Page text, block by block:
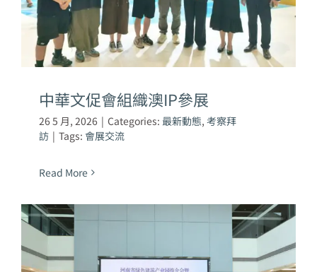
中華文促會組織澳IP參展
26 5 月, 2026 | Categories: 最新動態, 考察拜
訪 | Tags: 會展交流
Read More